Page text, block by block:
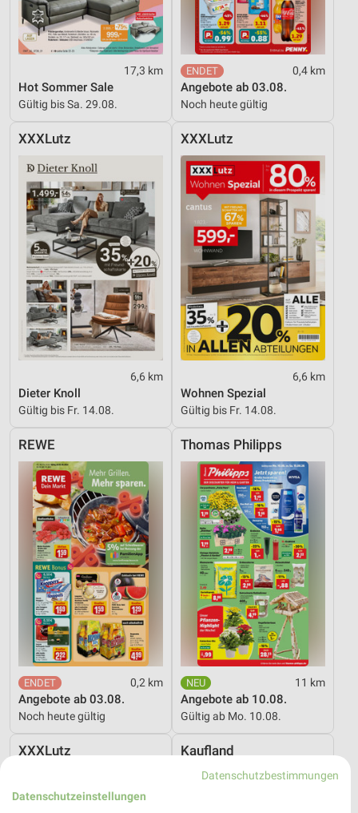
17,3 km
Hot Sommer Sale
Gültig bis Sa. 29.08.
0,4 km
Angebote ab 03.08.
Noch heute gültig
XXXLutz
6,6 km
Dieter Knoll
Gültig bis Fr. 14.08.
XXXLutz
6,6 km
Wohnen Spezial
Gültig bis Fr. 14.08.
REWE
0,2 km
Angebote ab 03.08.
Noch heute gültig
Thomas Philipps
11 km
Angebote ab 10.08.
Gültig ab Mo. 10.08.
XXXLutz Kaufland
Datenschutzbestimmungen
Datenschutzeinstellungen